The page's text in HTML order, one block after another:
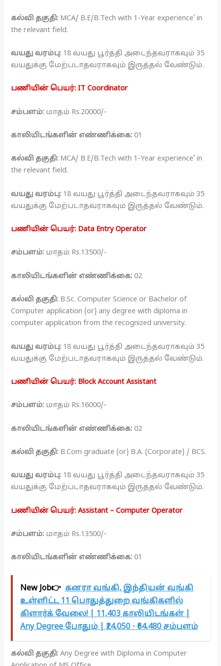
கல்வி தகுதி: MCA/ B.E/B.Tech with 1-Year experience’ in
the relevant field.
வயது வரம்பு: 18 வயது பூர்த்தி அடைந்தவராகவும் 35
வயதுக்கு மேற்படாதவராகவும் இருத்தல் வேண்டும்.
பணியின் பெயர்: IT Coordinator
சம்பளம்: மாதம் Rs.20000/-
காலியிடங்களின் எண்ணிக்கை: 01
கல்வி தகுதி: MCA/ B.E/B.Tech with 1-Year experience’ in
the relevant field.
வயது வரம்பு: 18 வயது பூர்த்தி அடைந்தவராகவும் 35
வயதுக்கு மேற்படாதவராகவும் இருத்தல் வேண்டும்.
பணியின் பெயர்: Data Entry Operator
சம்பளம்: மாதம் Rs.13500/-
காலியிடங்களின் எண்ணிக்கை: 02
கல்வி தகுதி: B.Sc. Computer Science or Bachelor of
Computer application (or) any degree with diploma in
computer application from the recognized university.
வயது வரம்பு: 18 வயது பூர்த்தி அடைந்தவராகவும் 35
வயதுக்கு மேற்படாதவராகவும் இருத்தல் வேண்டும்.
பணியின் பெயர்: Block Account Assistant
சம்பளம்: மாதம் Rs.16000/-
காலியிடங்களின் எண்ணிக்கை: 02
கல்வி தகுதி: B.Com graduate (or) B.A. (Corporate) / BCS.
வயது வரம்பு: 18 வயது பூர்த்தி அடைந்தவராகவும் 35
வயதுக்கு மேற்படாதவராகவும் இருத்தல் வேண்டும்.
பணியின் பெயர்: Assistant – Computer Operator
சம்பளம்: மாதம் Rs.13500/-
காலியிடங்களின் எண்ணிக்கை: 01
New Job👉 கனரா வங்கி, இந்தியன் வங்கி
உள்ளிட்ட 11 பொதுத்துறை வங்கிகளில்
கிளார்க் வேலை! | 11,403 காலியிடங்கள் |
Any Degree போதும் | ₹24,050 - ₹64,480 சம்பளம்
கல்வி தகுதி: Any Degree with Diploma in Computer